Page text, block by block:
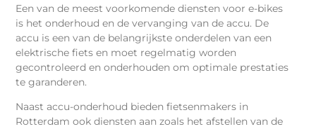
Een van de meest voorkomende diensten voor e-bikes
is het onderhoud en de vervanging van de accu. De
accu is een van de belangrijkste onderdelen van een
elektrische fiets en moet regelmatig worden
gecontroleerd en onderhouden om optimale prestaties
te garanderen.
Naast accu-onderhoud bieden fietsenmakers in
Rotterdam ook diensten aan zoals het afstellen van de